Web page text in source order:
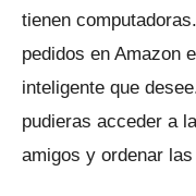
tienen computadoras.
pedidos en Amazon
inteligente que
pudieras acceder a
amigos y ordenar